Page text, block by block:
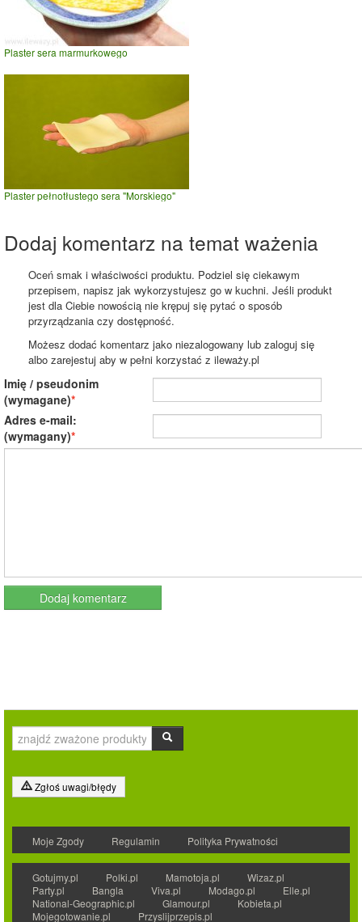
Plaster sera marmurkowego
Plaster pełnotłustego sera "Morskiego"
Dodaj komentarz na temat ważenia
Oceń smak i właściwości produktu. Podziel się ciekawym
przepisem, napisz jak wykorzystujesz go w kuchni. Jeśli produkt
jest dla Ciebie nowością nie krępuj się pytać o sposób
przyrządzania czy dostępność.
Możesz dodać komentarz jako niezalogowany lub zaloguj się
albo zarejestuj aby w pełni korzystać z ileważy.pl
Imię / pseudonim
(wymagane)
Adres e-mail:
(wymagany)
Zgłoś uwagi/błędy
Moje Zgody Regulamin Polityka Prywatności
Gotujmy.pl Polki.pl Mamotoja.pl
Wizaz.pl
Party.pl
Bangla Viva.pl Modago.pl
Elle.pl
National-Geographic.pl
Glamour.pl
Kobieta.pl
Mojegotowanie.pl
Przyslijprzepis.pl